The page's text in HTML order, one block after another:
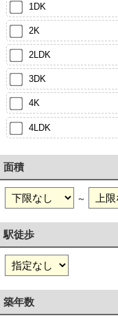
1DK
2K
2LDK
3DK
4K
4LDK
面積
～
駅徒歩
築年数